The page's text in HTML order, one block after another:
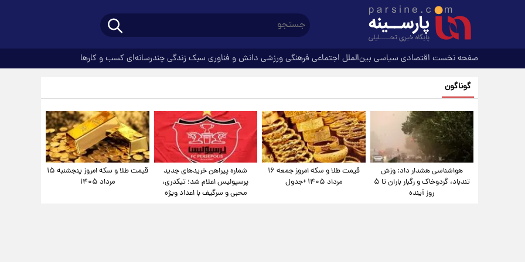
صفحه نخست اقتصادی سیاسی بین‌الملل اجتماعی فرهنگیورزشی دانش و فناوری سبک زندگیچندرسانه‌ای کسب و کارها
گوناگون
هواشناسی هشدار داد: وزش
تندباد، گردوخاک و رگبار باران تا ۵
روز آینده
قیمت طلا و سکه امروز جمعه ۱۶
مرداد ۱۴۰۵ +جدول
شماره پیراهن خریدهای جدید
پرسپولیس اعلام شد؛ تیکدری،
محبی و سرگیف با اعداد ویژه
قیمت طلا و سکه امروز پنجشنبه ۱۵
مرداد ۱۴۰۵